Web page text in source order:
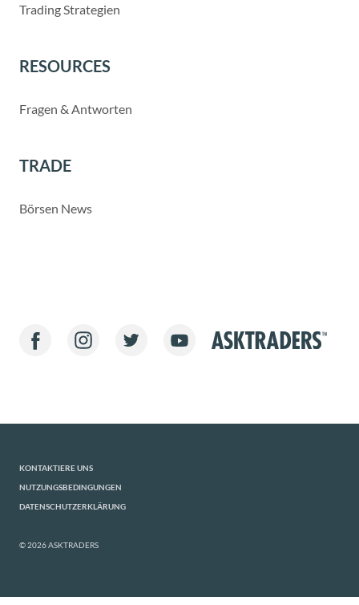
Trading Strategien
RESOURCES
Fragen & Antworten
TRADE
Börsen News
KONTAKTIERE UNS
NUTZUNGSBEDINGUNGEN
DATENSCHUTZERKLÄRUNG
© 2026 ASKTRADERS